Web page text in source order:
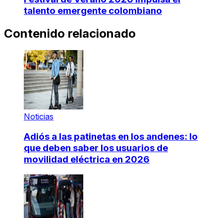
talento emergente colombiano
Contenido relacionado
Noticias
Adiós a las patinetas en los andenes: lo
que deben saber los usuarios de
movilidad eléctrica en 2026